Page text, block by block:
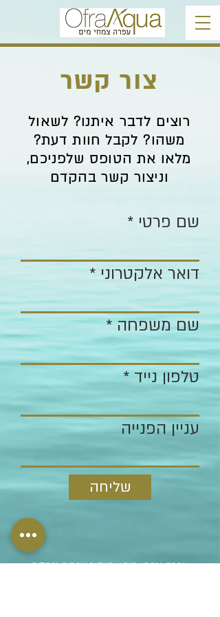
צור קשר
רוצים לדבר איתנו? לשאול
משהו? לקבל חוות דעת?
מלאו את הטופס שלפניכם,
וניצור קשר בהקדם
שם פרטי
דואר אלקטרוני
שם משפחה
טלפון נייד
עניין הפנייה
שליחה
עפרה צמחי מים - טיהור אגמים ונחלים